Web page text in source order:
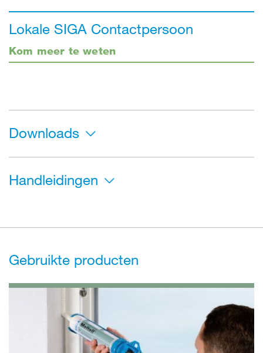
Lokale SIGA Contactpersoon
Kom meer te weten
Downloads
Handleidingen
Gebruikte producten